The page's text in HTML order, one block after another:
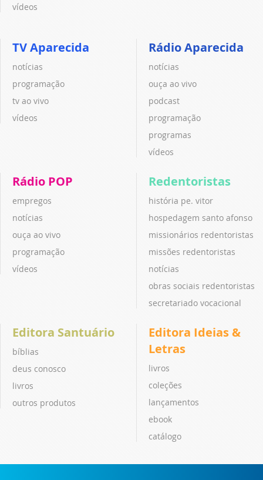
vídeos
TV Aparecida
notícias
programação
tv ao vivo
vídeos
Rádio Aparecida
notícias
ouça ao vivo
podcast
programação
programas
vídeos
Rádio POP
empregos
notícias
ouça ao vivo
programação
vídeos
Redentoristas
história pe. vitor
hospedagem santo afonso
missionários redentoristas
missões redentoristas
notícias
obras sociais redentoristas
secretariado vocacional
Editora Santuário
bíblias
deus conosco
livros
outros produtos
Editora Ideias &
Letras
livros
coleções
lançamentos
ebook
catálogo